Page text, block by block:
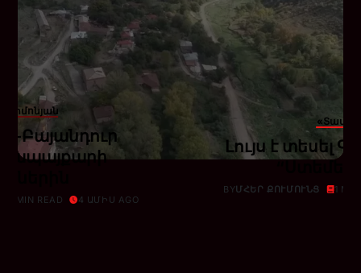
Սիմոնյան
Բայանդուր
1 MIN READ 4 ԱՄԻՍ AGO
Լույս է տեսել
BYՄՀԵՐ ՔՈՒՄՈՒՆՑ 1